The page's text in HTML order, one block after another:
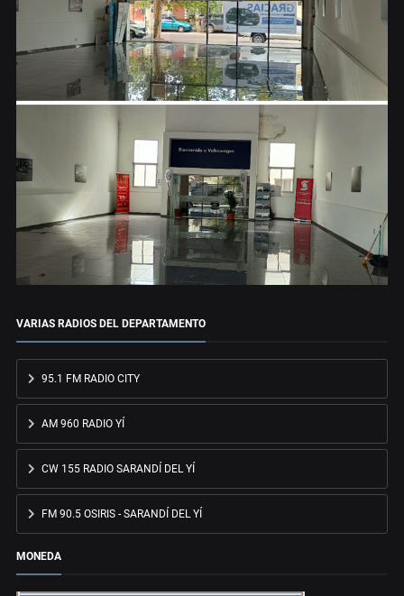
VARIAS RADIOS DEL DEPARTAMENTO
95.1 FM RADIO CITY
AM 960 RADIO YÍ
CW 155 RADIO SARANDÍ DEL YÍ
FM 90.5 OSIRIS - SARANDÍ DEL YÍ
MONEDA